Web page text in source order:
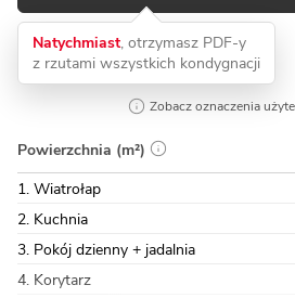
Natychmiast, otrzymasz PDF-y
z rzutami wszystkich kondygnacji
Zobacz oznaczenia
Powierzchnia (m²)
1. Wiatrołap
2. Kuchnia
3. Pokój dzienny + jadalnia
4. Korytarz